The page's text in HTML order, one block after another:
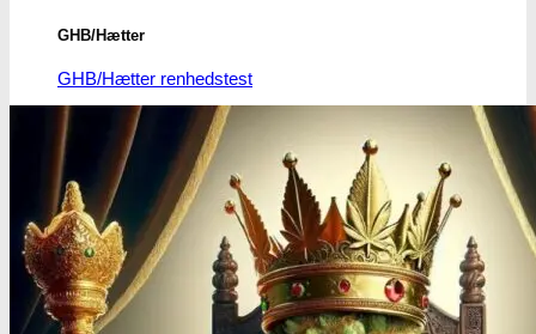
GHB/Hætter
GHB/Hætter renhedstest
Ketamin
Ketamin renhedstest
MCPP
MCPP test